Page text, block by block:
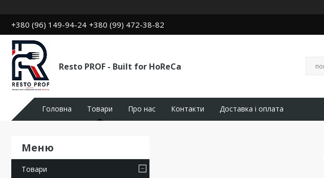
+380 (96) 149-94-24 +380 (99) 472-38-82
Resto PROF - Built for HoReCa
Головна Товари Про нас Контакти Доставка і оплата
Товари